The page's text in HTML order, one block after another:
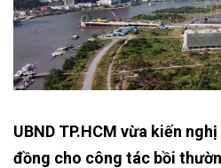
UBND TP.HCM vừa kiến
đồng cho công tác bồi